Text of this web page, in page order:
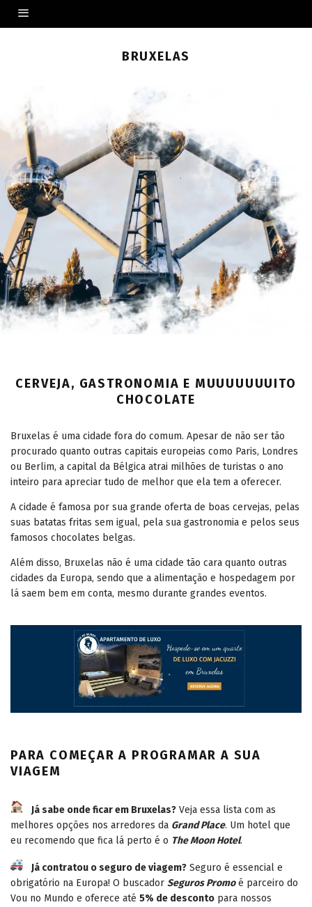
BRUXELAS
CERVEJA, GASTRONOMIA E MUUUUUUUITO
CHOCOLATE
Bruxelas é uma cidade fora do comum. Apesar de não ser tão
procurado quanto outras capitais europeias como Paris, Londres
ou Berlim, a capital da Bélgica atrai milhões de turistas o ano
inteiro para apreciar tudo de melhor que ela tem a oferecer.
A cidade é famosa por sua grande oferta de boas cervejas, pelas
suas batatas fritas sem igual, pela sua gastronomia e pelos seus
famosos chocolates belgas.
Além disso, Bruxelas não é uma cidade tão cara quanto outras
cidades da Europa, sendo que a alimentação e hospedagem por
lá saem bem em conta, mesmo durante grandes eventos.
PARA COMEÇAR A PROGRAMAR A SUA
VIAGEM
Já sabe onde ficar em Bruxelas? Veja essa lista com as
melhores opções nos arredores da Grand Place. Um hotel que
eu recomendo que fica lá perto é o The Moon Hotel.
Já contratou o seguro de viagem? Seguro é essencial e
obrigatório na Europa! O buscador Seguros Promoé parceiro do
Vou no Mundo e oferece até 5% de desconto para nossos